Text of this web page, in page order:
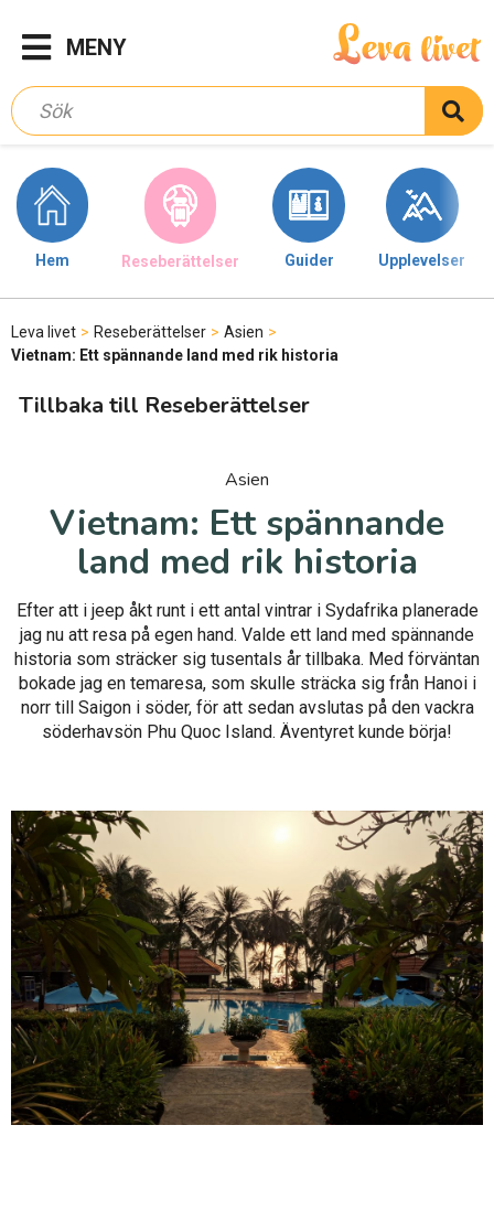
MENY
Hem Reseberättelser Guider Upplevelser
Leva livet > Reseberättelser > Asien >
Vietnam: Ett spännande land med rik historia
Tillbaka till Reseberättelser
Asien
Vietnam: Ett spännande
land med rik historia
Efter att i jeep åkt runt i ett antal vintrar i Sydafrika planerade
jag nu att resa på egen hand. Valde ett land med spännande
historia som sträcker sig tusentals år tillbaka. Med förväntan
bokade jag en temaresa, som skulle sträcka sig från Hanoi i
norr till Saigon i söder, för att sedan avslutas på den vackra
söderhavsön Phu Quoc Island. Äventyret kunde börja!